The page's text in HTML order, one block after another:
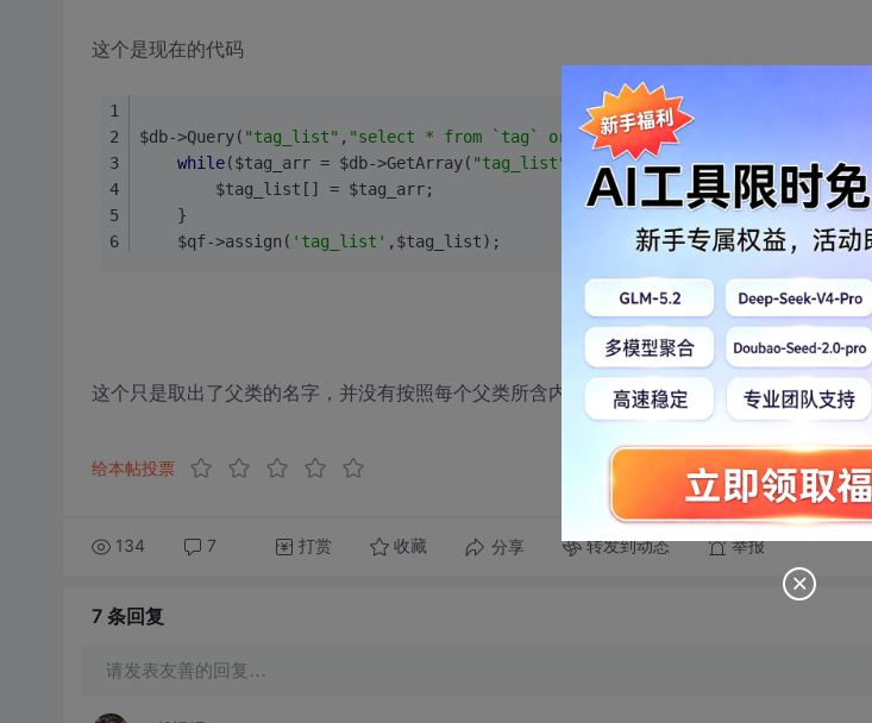
这个是现在的代码
$db->Query( "tag_list" , "select * from `tag` order by `id` desc limit 20"
while($tag_arr = $db->GetArray( "tag_list"
		$tag_list[] = $tag_arr;
	}
	$qf->assign(
'tag_list' ,$tag_list);
这个只是取出了父类的名字，并没有按照每个父类所含内容的多少进行排序，应该怎么写？？
给本帖投票
134 7 打赏 收藏 分享 转发到动态 举报
7 条回复
请发表友善的回复…